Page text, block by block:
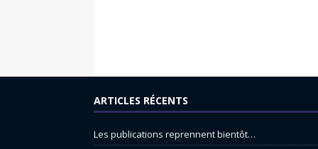
ARTICLES RÉCENTS
Les publications reprennent bientôt…